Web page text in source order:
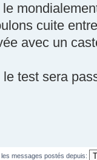
cuite
avec un
test sera
messages postés depuis: